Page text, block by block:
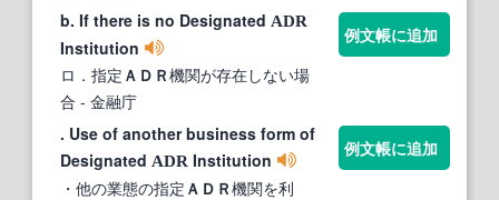
b. If there is no Designated ADR
Institution
ロ．指定 ＡＤＲ機関が存在しない場
合 - 金融庁
例文帳に追加
. Use of another business form of
Designated ADR Institution
・他の業態の指定 ＡＤＲ機関を利
例文帳に追加